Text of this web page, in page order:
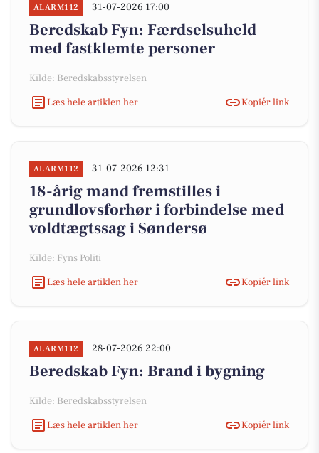
ALARM112 31-07-2026 17:00
Beredskab Fyn: Færdselsuheld
med fastklemte personer
Kilde: Beredskabsstyrelsen
Læs hele artiklen her
Kopiér link
ALARM112 31-07-2026 12:31
18-årig mand fremstilles i
grundlovsforhør i forbindelse med
voldtægtssag i Søndersø
Kilde: Fyns Politi
Læs hele artiklen her
Kopiér link
ALARM112 28-07-2026 22:00
Beredskab Fyn: Brand i bygning
Kilde: Beredskabsstyrelsen
Læs hele artiklen her
Kopiér link